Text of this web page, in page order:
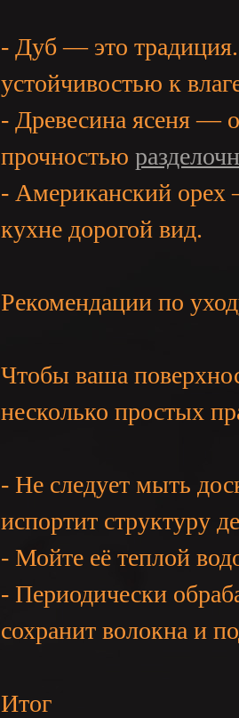
- Дуб — это
устойчивостью к
- Древесина ясеня —
прочностью
- Американский орех
кухне дорогой вид.
Рекомендации по
Чтобы ваша
несколько простых
- Не следует мыть
испортит структуру
- Мойте её теплой
- Периодически
сохранит волокна и
Итог